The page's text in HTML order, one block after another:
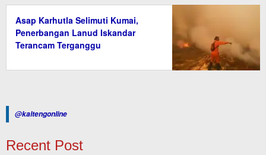
Asap Karhutla Selimuti Kumai,
Penerbangan Lanud Iskandar
Terancam Terganggu
@kaltengonline
Recent Post